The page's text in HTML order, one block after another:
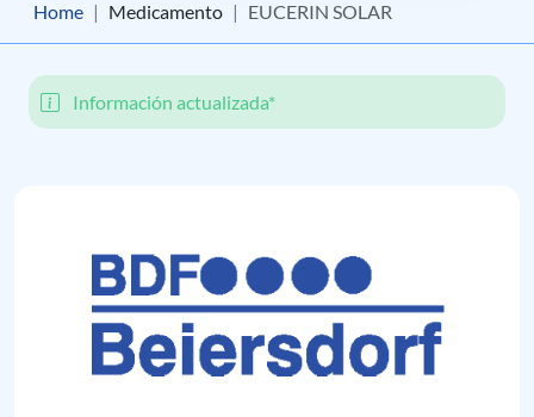
Home Medicamento EUCERIN SOLAR
Información actualizada*